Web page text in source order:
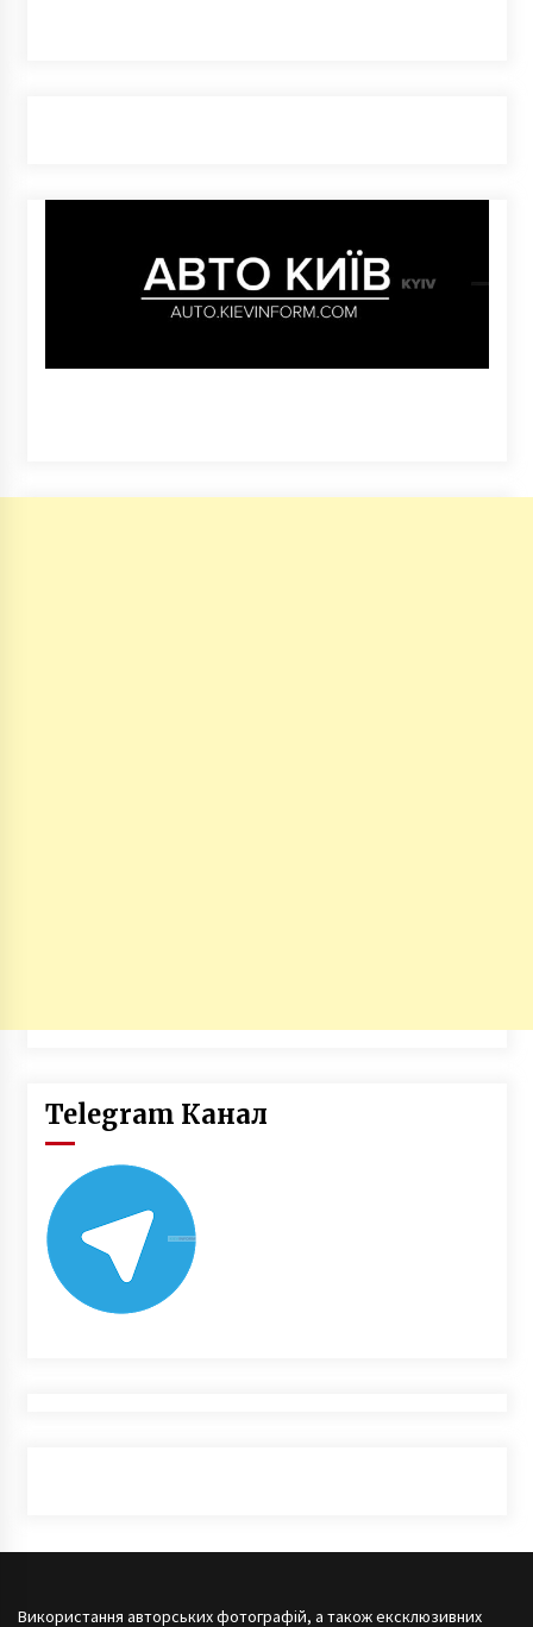
Telegram Канал
Використання авторських фотографій, а також ексклюзивних